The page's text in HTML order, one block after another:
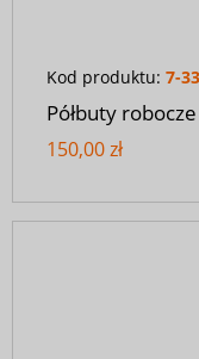
Kod produktu: 7-
Półbuty robocze
150,00 zł